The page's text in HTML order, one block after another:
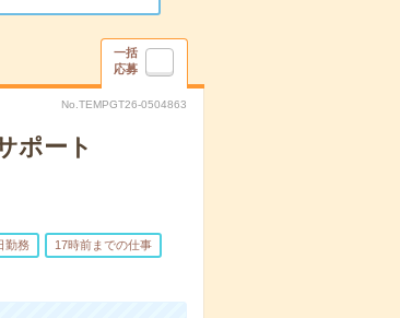
一括
応募
No.TEMPGT26-0504863
ポート
勤務 17時前までの仕事